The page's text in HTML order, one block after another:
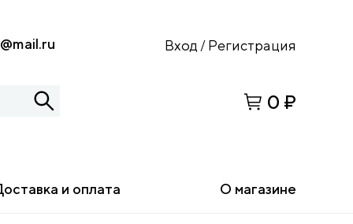
Вход / Регистрация
0 ₽
и оплата О магазине